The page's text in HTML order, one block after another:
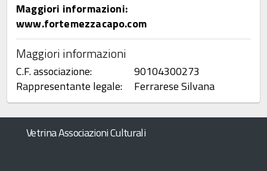
Maggiori informazioni:
www.fortemezzacapo.com
Maggiori informazioni
C.F. associazione:
90104300273
Rappresentante legale:
Ferrarese Silvana
Vetrina Associazioni Culturali